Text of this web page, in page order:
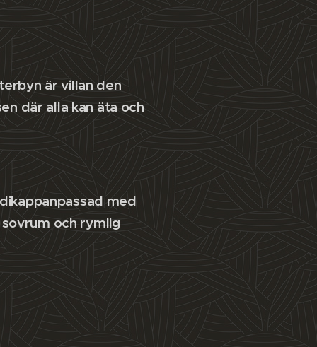
är villan den
där alla kan äta och
med
och rymlig